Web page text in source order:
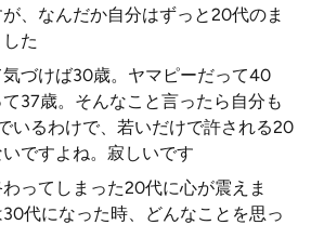
、なんだか自分はずっと20代のま
た
づけば30歳。ヤマピーだって40
37歳。そんなこと言ったら自分も
いるわけで、若いだけで許される20
ですよね。寂しいです
ってしまった20代に心が震えま
代になった時、どんなことを思っ